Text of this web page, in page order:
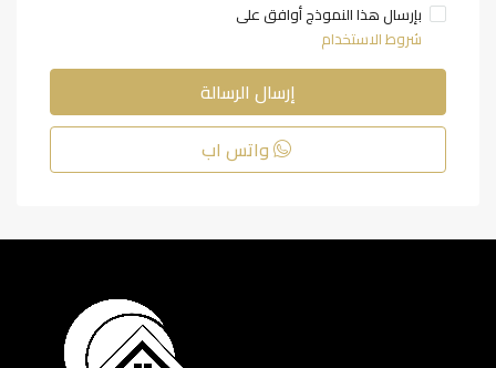
بإرسال هذا النموذج أوافق على
شروط الاستخدام
إرسال الرسالة
واتس اب